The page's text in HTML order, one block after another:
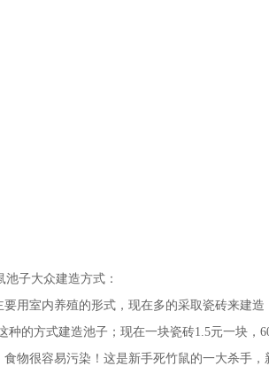
池子大众建造方式：
要用室内养殖的形式，现在多的采取瓷砖来建
种的方式建造池子；现在一块瓷砖1.5元一块，
食物很容易污染！这是新手死竹鼠的一大杀手，